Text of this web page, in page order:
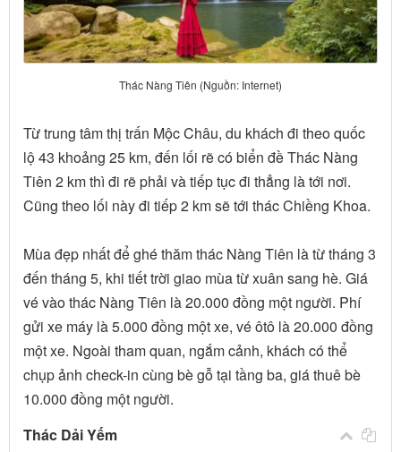
Thác Nàng Tiên (Nguồn: Internet)
Từ trung tâm thị trấn Mộc Châu, du khách đi theo quốc
lộ 43 khoảng 25 km, đến lối rẽ có biển đề Thác Nàng
Tiên 2 km thì đi rẽ phải và tiếp tục đi thẳng là tới nơi.
Cũng theo lối này đi tiếp 2 km sẽ tới thác Chiềng Khoa.
Mùa đẹp nhất để ghé thăm thác Nàng Tiên là từ tháng 3
đến tháng 5, khi tiết trời giao mùa từ xuân sang hè. Giá
vé vào thác Nàng Tiên là 20.000 đồng một người. Phí
gửi xe máy là 5.000 đồng một xe, vé ôtô là 20.000 đồng
một xe. Ngoài tham quan, ngắm cảnh, khách có thể
chụp ảnh check-in cùng bè gỗ tại tầng ba, giá thuê bè
10.000 đồng một người.
Thác Dải Yếm